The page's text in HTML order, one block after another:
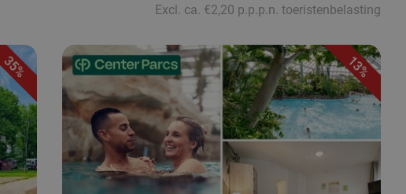
Excl. ca. €2,20 p.p.p.n. toeristenbelasting
35% 13%